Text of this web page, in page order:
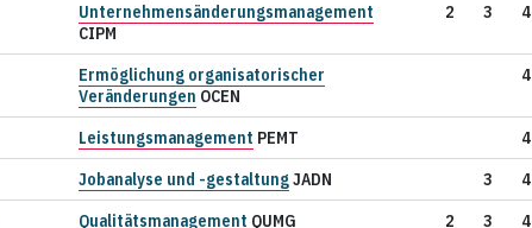
Unternehmensänderungsmanagement
CIPM
2 3 4
Ermöglichung organisatorischer
Veränderungen OCEN
4
Leistungsmanagement PEMT 4
Jobanalyse und -gestaltungJADN 3 4
Qualitätsmanagement QUMG 2 3 4